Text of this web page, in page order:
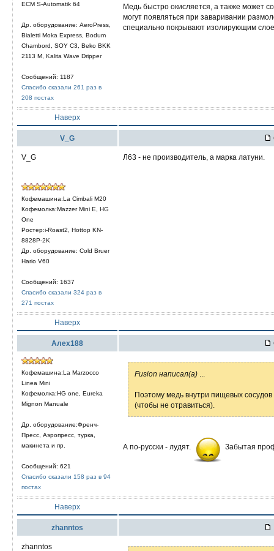
ECM S-Automatik 64
Др. оборудование: AeroPress,
Bialetti Moka Express, Bodum
Chambord, SOY C3, Beko BKK
2113 M, Kalita Wave Dripper
Сообщений: 1187
Спасибо сказали 261 раз в
208 постах
Медь быстро окисляется, а также может
могут появляться при заваривании
специально покрывают изолирующим
Наверх
V_G
V_G
Кофемашина:La Cimbali M20
Кофемолка:Mazzer Mini E, HG
One
Ростер:i-Roast2, Hottop KN-
8828P-2K
Др. оборудование: Cold Bruer
Hario V60
Сообщений: 1637
Спасибо сказали 324 раз в
271 постах
Л63 - не производитель, а марка латуни.
Наверх
Алех188
Кофемашина:La Marzocco
Linea Mini
Кофемолка:HG one, Eureka
Mignon Manuale
Др. оборудование:Френч-
Пресс, Аэропресс, турка,
макинета и пр.
Сообщений: 621
Спасибо сказали 158 раз в 94
постах
Fusion написал(а)
Поэтому медь внутри пищевых
(чтобы не отравиться).
А по-русски - лудят. Забытая
Наверх
zhanntos
zhanntos